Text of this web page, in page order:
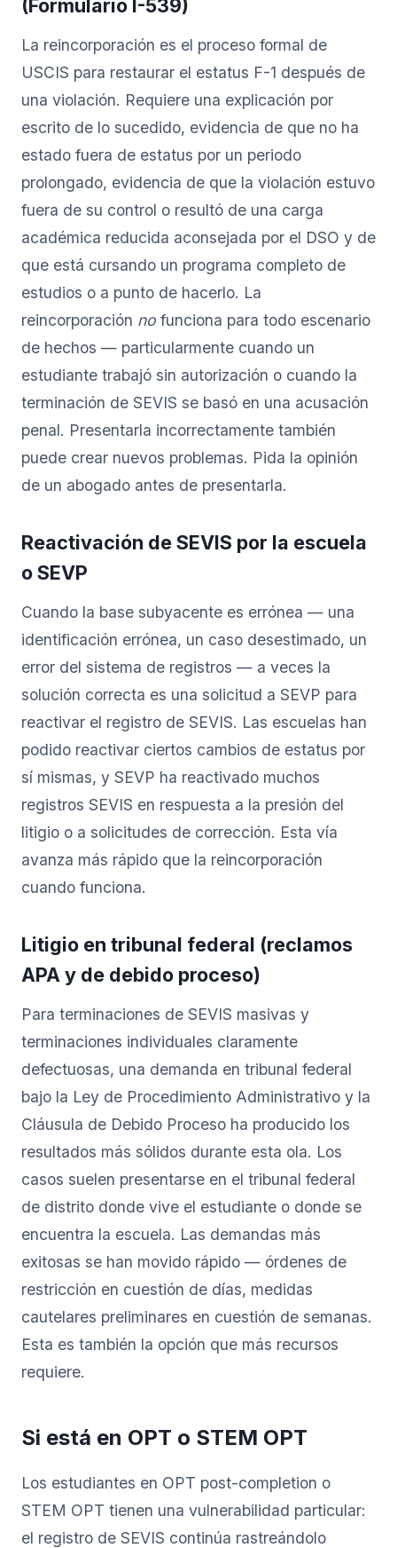
(Formulario I-539)
La reincorporación es el proceso formal de
USCIS para restaurar el estatus F-1 después de
una violación. Requiere una explicación por
escrito de lo sucedido, evidencia de que no ha
estado fuera de estatus por un periodo
prolongado, evidencia de que la violación estuvo
fuera de su control o resultó de una carga
académica reducida aconsejada por el DSO y de
que está cursando un programa completo de
estudios o a punto de hacerlo. La
reincorporación no funciona para todo escenario
de hechos — particularmente cuando un
estudiante trabajó sin autorización o cuando la
terminación de SEVIS se basó en una acusación
penal. Presentarla incorrectamente también
puede crear nuevos problemas. Pida la opinión
de un abogado antes de presentarla.
Reactivación de SEVIS por la escuela
o SEVP
Cuando la base subyacente es errónea — una
identificación errónea, un caso desestimado, un
error del sistema de registros — a veces la
solución correcta es una solicitud a SEVP para
reactivar el registro de SEVIS. Las escuelas han
podido reactivar ciertos cambios de estatus por
sí mismas, y SEVP ha reactivado muchos
registros SEVIS en respuesta a la presión del
litigio o a solicitudes de corrección. Esta vía
avanza más rápido que la reincorporación
cuando funciona.
Litigio en tribunal federal (reclamos
APA y de debido proceso)
Para terminaciones de SEVIS masivas y
terminaciones individuales claramente
defectuosas, una demanda en tribunal federal
bajo la Ley de Procedimiento Administrativo y la
Cláusula de Debido Proceso ha producido los
resultados más sólidos durante esta ola. Los
casos suelen presentarse en el tribunal federal
de distrito donde vive el estudiante o donde se
encuentra la escuela. Las demandas más
exitosas se han movido rápido — órdenes de
restricción en cuestión de días, medidas
cautelares preliminares en cuestión de semanas.
Esta es también la opción que más recursos
requiere.
Si está en OPT o STEM OPT
Los estudiantes en OPT post-completion o
STEM OPT tienen una vulnerabilidad particular:
el registro de SEVIS continúa rastreándolo